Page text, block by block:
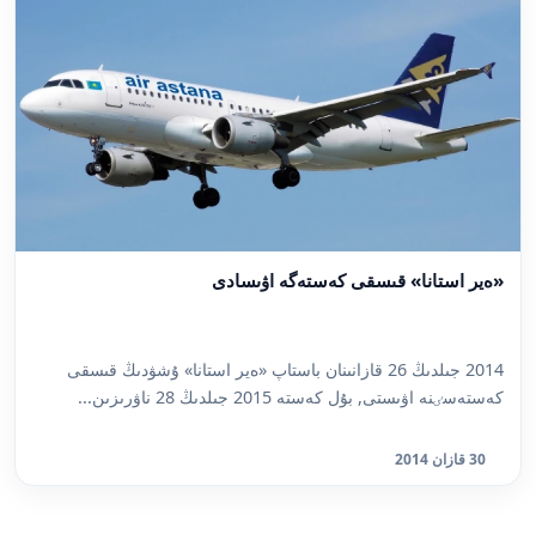
«ەير استانا» قىسقى كەستەگە اۋىسادى
2014 جىلدىڭ 26 قازانىنان باستاپ «ەير استانا» ۇشۋدىڭ قىسقى
كەستەسٸنە اۋىستى, بۇل كەستە 2015 جىلدىڭ 28 ناۋرىزىن...
30 قازان 2014